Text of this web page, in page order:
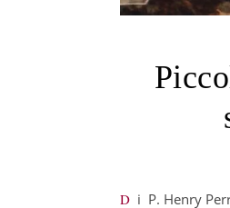
Di P. Henry Perroy s.j. , Sac. Alfredo Maria Morselli (traduzione a cura di) La devozione al Sacro Cuore di Gesù